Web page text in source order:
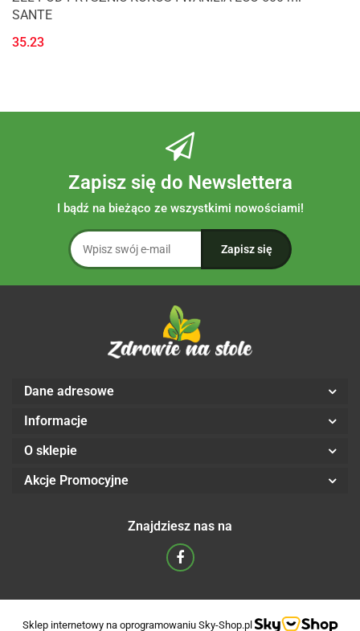
SANTE
35.23
Zapisz się do Newslettera
I bądź na bieżąco ze wszystkimi nowościami!
Dane adresowe
Informacje
O sklepie
Akcje Promocyjne
Znajdziesz nas na
Sklep internetowy na oprogramowaniu Sky-Shop.pl